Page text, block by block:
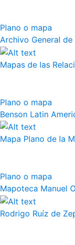
Plano o mapa
Archivo General
Mapas de las
Plano o mapa
Benson Latin
Mapa Plano de la
Plano o mapa
Mapoteca Manuel
Rodrigo Ruíz de